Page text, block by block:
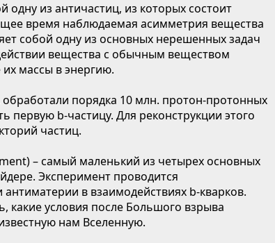
одну из античастиц, из которых состоит
время наблюдаемая асимметрия вещества
собой одну из основных нерешенных задач
вещества с обычным веществом
массы в энергию.
порядка 10 млн. протон-протонных
первую b-частицу. Для реконструкции этого
частиц.
– самый маленький из четырех основных
Эксперимент проводится
в взаимодействиях b-кварков.
какие условия после Большого взрыва
нам Вселенную.